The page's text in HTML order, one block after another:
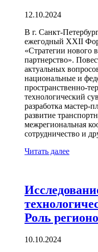
12.10.2024
В г. Санкт-
ежегодный XXII
«Стратегии нового
партнерство».
актуальных
национальные и
пространственно-
технологический
разработка мастер-
развитие
межрегиональная
сотрудничество и
Читать далее
Роль
10.10.2024